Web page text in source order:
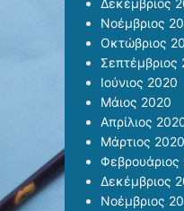
Νοέμβριος
Οκτώβριος
Σεπτέμβριος
Ιούνιος 2020
Μάιος 2020
Απρίλιος
Μάρτιος 2020
Φεβρουάριος
Δεκέμβριος
Νοέμβριος